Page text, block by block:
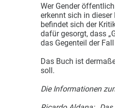
Wer Gender
erkennt sich in
befindet sich der
dafür gesorgt, dass
das Gegenteil der
Das Buch ist
soll.
Die Informationen